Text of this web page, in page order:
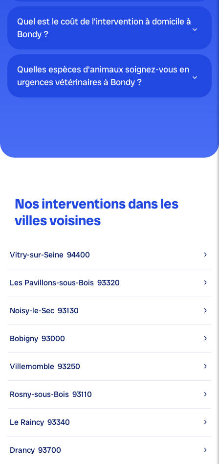
Quel est le coût de l'intervention à domicile à
Bondy ?
Quelles espèces d'animaux soignez-vous en
urgences vétérinaires à Bondy ?
Nos interventions dans les
villes voisines
Vitry-sur-Seine 94400
Les Pavillons-sous-Bois 93320
Noisy-le-Sec 93130
Bobigny 93000
Villemomble 93250
Rosny-sous-Bois 93110
Le Raincy 93340
Drancy 93700